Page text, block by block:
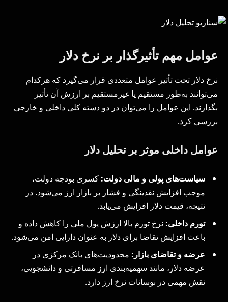
عوامل مهم تأثیرگذار بر نرخ دلار
نرخ دلار تحت تأثیر عوامل متعددی قرار می‌گیرد که هرکدام
می‌توانند به‌طور مستقیم یا غیرمستقیم بر ارزش آن تأثیر
بگذارند. این عوامل را می‌توان در دو دسته کلی داخلی و خارجی
بررسی کرد.
عوامل داخلی موثر بر تحلیل دلار
سیاست‌های پولی و مالی دولت: کسری بودجه دولت،
موجب افزایش نقدینگی و فشار بر بازار ارز می‌شود. در
نتیجه، قیمت دلار افزایش می‌یابد.
تورم داخلی: نرخ تورم بالا ارزش پول ملی را کاهش داده و
باعث افزایش تقاضا برای دلار به عنوان دارایی امن می‌شود.
عرضه و تقاضای بازار: محدودیت‌های بانک مرکزی در
عرضه دلار، مانند سهمیه‌بندی ارز مسافرتی و دانشجویی،
نقش مهمی در نوسانات نرخ ارز دارد.